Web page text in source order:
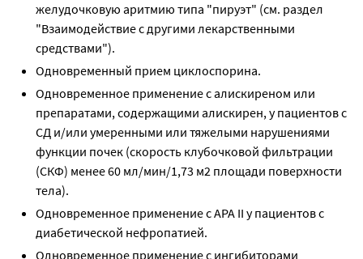
желудочковую аритмию типа "пируэт" (см. раздел
"Взаимодействие с другими лекарственными
средствами").
Одновременный прием циклоспорина.
Одновременное применение с алискиреном или
препаратами, содержащими алискирен, у пациентов с
СД и/или умеренными или тяжелыми нарушениями
функции почек (скорость клубочковой фильтрации
(СКФ) менее 60 мл/мин/1,73 м2 площади поверхности
тела).
Одновременное применение с АРА II у пациентов с
диабетической нефропатией.
Одновременное применение с ингибиторами